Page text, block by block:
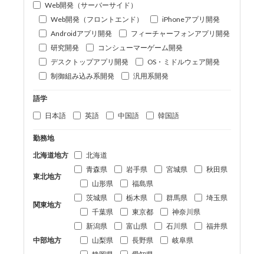
Web開発（サーバーサイド）
Web開発（フロントエンド）
iPhoneアプリ開発
Androidアプリ開発
フィーチャーフォンアプリ開発
研究開発
コンシューマーゲーム開発
デスクトップアプリ開発
OS・ミドルウェア開発
制御組み込み系開発
汎用系開発
語学
日本語
英語 中国語 韓国語
勤務地
北海道地方
北海道
東北地方
青森県 岩手県 宮城県
秋田県
山形県
福島県
関東地方
茨城県 栃木県 群馬県
埼玉県
千葉県
東京都 神奈川県
中部地方
新潟県 富山県 石川県
福井県
山梨県
長野県
岐阜県